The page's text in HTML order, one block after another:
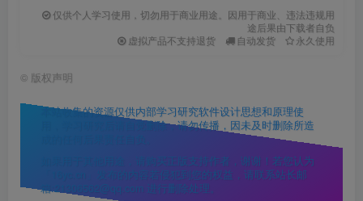
仅供个人学习使用，切勿用于商业用途。因用于商业、违法违规用
途后果由下载者自负
虚拟产品不支持退货
自动发货 永久使用
© 版权声明
本站收集的资源仅供内部学习研究软件设计思想和原理使
用，学习研究后请自觉删除，请勿传播，因未及时删除所造
如果用于其他用途，请购买正版支持作者，谢谢！若您认为
「16yc.cn」发布的内容若侵犯到您的权益，请联系站长邮
箱:21306562@qq.com 进行删除处理。